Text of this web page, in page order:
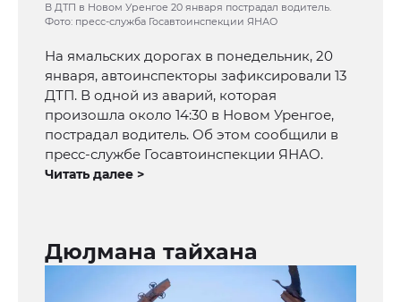
В ДТП в Новом Уренгое 20 января пострадал водитель.
Фото: пресс-служба Госавтоинспекции ЯНАО
На ямальских дорогах в понедельник, 20
января, автоинспекторы зафиксировали 13
ДТП. В одной из аварий, которая
произошла около 14:30 в Новом Уренгое,
пострадал водитель. Об этом сообщили в
пресс-службе Госавтоинспекции ЯНАО.
Читать далее >
Дюԓмана тайхана